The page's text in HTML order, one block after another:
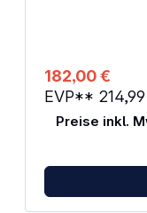
182,00 €
EVP**
Preise inkl.